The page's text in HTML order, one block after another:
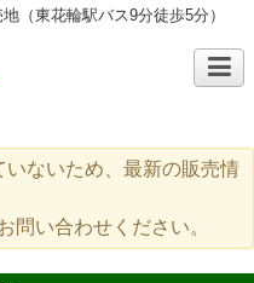
（東花輪駅バス9分徒歩5分）
ないため、最新の販売情
問い合わせください。